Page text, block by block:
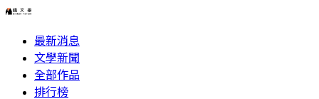
最新消息
文學新聞
全部作品
排行榜